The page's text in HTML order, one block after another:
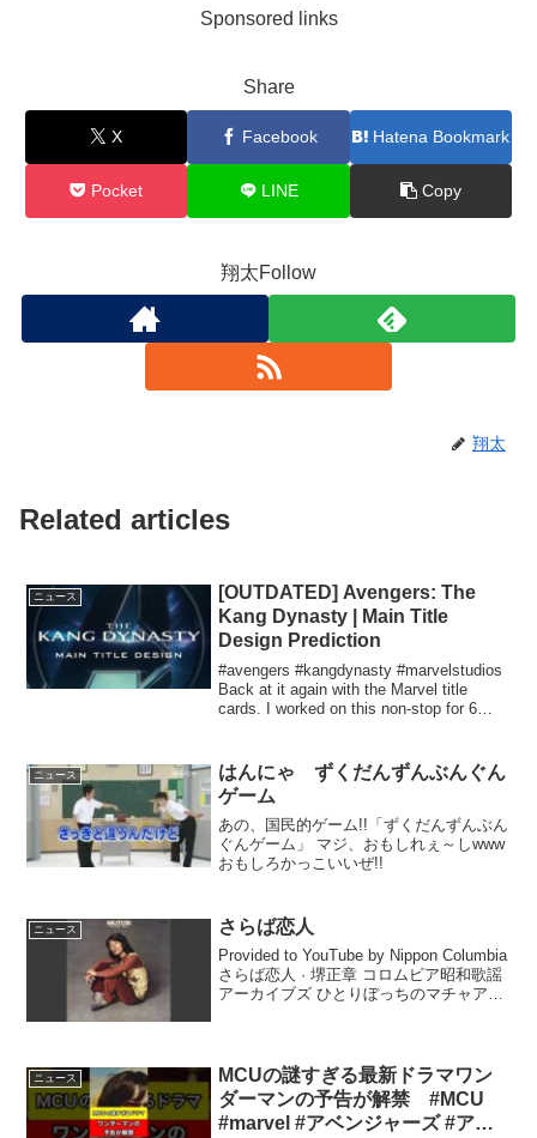
Sponsored links
Share
X Facebook Hatena Bookmark
Pocket LINE Copy
翔太Follow
翔太
Related articles
ニュース
[OUTDATED] Avengers: The
Kang Dynasty | Main Title
Design Prediction
#avengers #kangdynasty #marvelstudios
Back at it again with the Marvel title
cards. I worked on this non-stop for 6
ニュース
はんにゃ ずくだんずんぶんぐん
ゲーム
あの、国民的ゲーム!!「ずくだんずんぶん
ぐんゲーム」 マジ、おもしれぇ～しwww
おもしろかっこいいぜ!!
ニュース さらば恋人
Provided to YouTube by Nippon Columbia
さらば恋人 · 堺正章 コロムビア昭和歌謡
アーカイブズ ひとりぼっちのマチャアキ
ニュース
MCUの謎すぎる最新ドラマワン
ダーマンの予告が解禁 #MCU
#marvel #アベンジャーズ #アメ